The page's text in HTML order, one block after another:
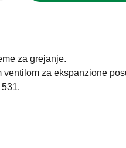
za grejanje.
za ekspanzione